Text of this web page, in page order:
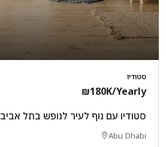
סטודיו
₪180K/Yearly
סטודיו עם נוף לעיר לנופש בתל אביב
Abu Dhabi